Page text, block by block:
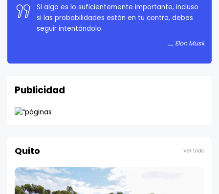
La persistencia es muy importante. No debes
rendirte a menos que estés obligado a rendirte.
Publicidad
Quito Ver todo